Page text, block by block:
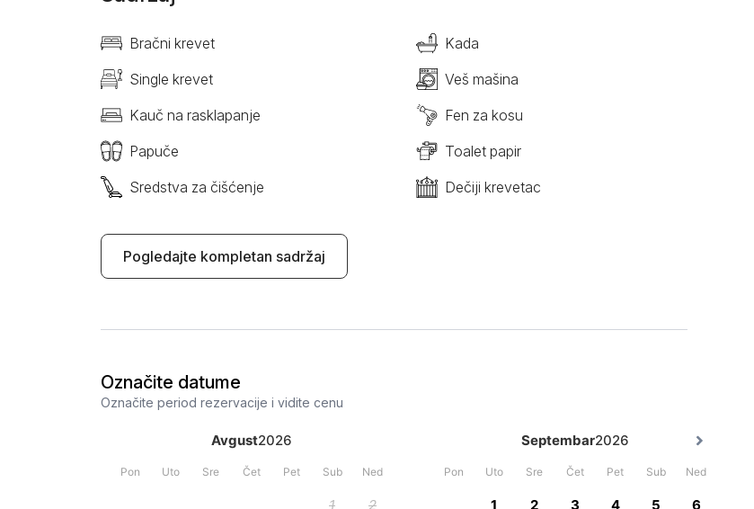
Bračni krevet
Kada
Single krevet
Veš mašina
Kauč na rasklapanje
Fen za kosu
Papuče
Toalet papir
Sredstva za čišćenje
Dečiji krevetac
Pogledajte kompletan sadržaj
Označite datume
Označite period rezervacije i vidite cenu